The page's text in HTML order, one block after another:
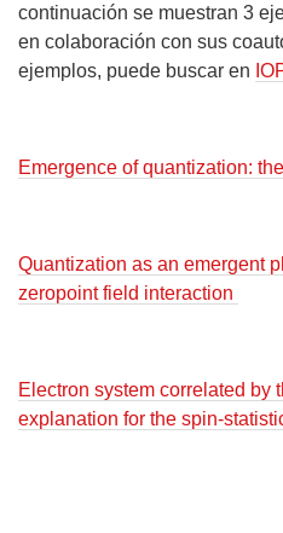
continuación se muestran 3
en colaboración con sus
ejemplos, puede buscar en
Emergence of quantization:
Quantization as an emergent
zeropointfield interaction
Electron system correlated by
explanation for the spin-